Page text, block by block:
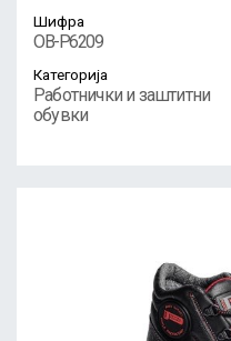
Шифра
OB-P6209
Категорија
Работнички и заштитни
обувки